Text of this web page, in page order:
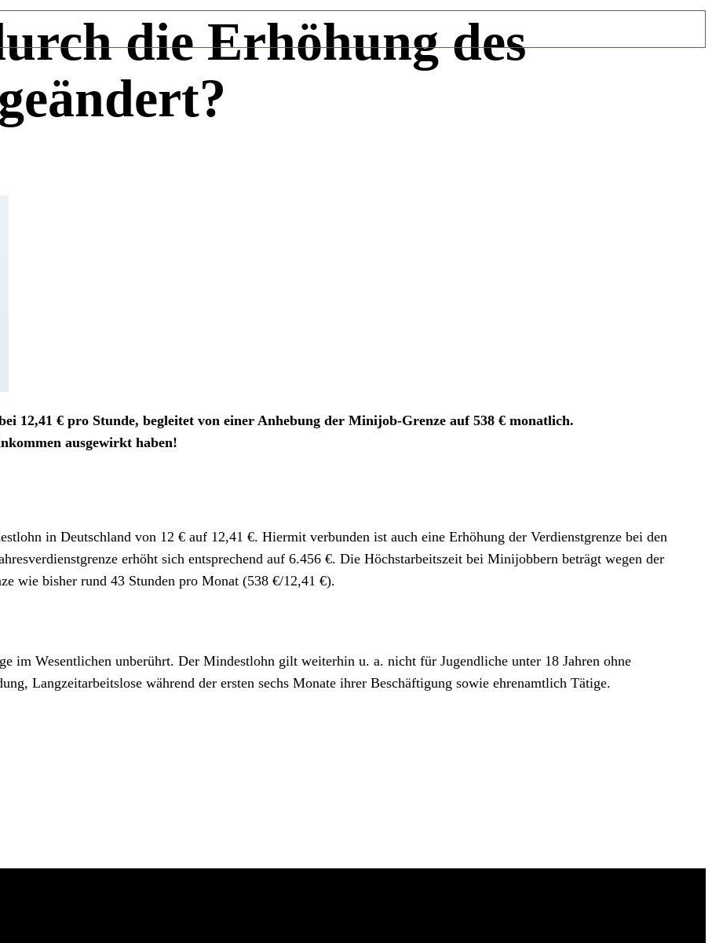
die Erhöhung des
12,41 € pro Stunde, begleitet von einer Anhebung der Minijob-Grenze auf 538 € monatlich.
ausgewirkt haben!
in Deutschland von 12 € auf 12,41 €. Hiermit verbunden ist auch eine Erhöhung der Verdienstgrenze bei den
erhöht sich entsprechend auf 6.456 €. Die Höchstarbeitszeit bei Minijobbern beträgt wegen der
wie bisher rund 43 Stunden pro Monat (538 €/12,41 €).
im Wesentlichen unberührt. Der Mindestlohn gilt weiterhin u. a. nicht für Jugendliche unter 18 Jahren ohne
Langzeitarbeitslose während der ersten sechs Monate ihrer Beschäftigung sowie ehrenamtlich Tätige.